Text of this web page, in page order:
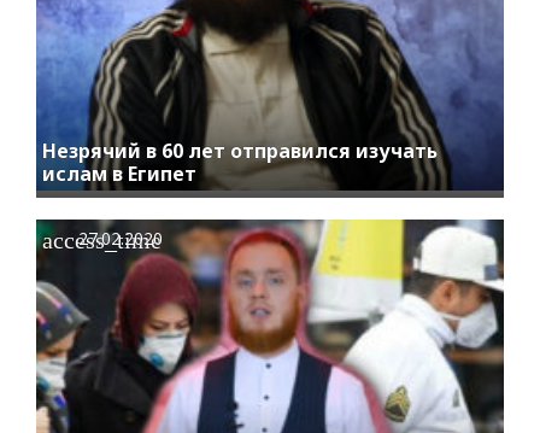
Незрячий в 60 лет отправился изучать
ислам в Египет
access_time
27.02.2020